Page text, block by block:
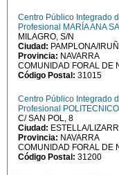
Centro Público Integrado
Profesional MARÍA ANA
MILAGRO, S/N
Ciudad: PAMPLONA/
Provincia: NAVARRA
COMUNIDAD FORAL DE
Código Postal: 31015
Centro Público Integrado
Profesional POLITECNICO
C/ SAN POL, 8
Ciudad: ESTELLA/
Provincia: NAVARRA
COMUNIDAD FORAL DE
Código Postal: 31200